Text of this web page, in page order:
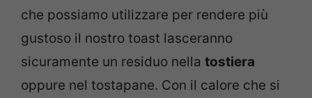
che possiamo utilizzare per rendere più
gustoso il nostro toast lasceranno
sicuramente un residuo nella tostiera
oppure nel tostapane. Con il calore che si